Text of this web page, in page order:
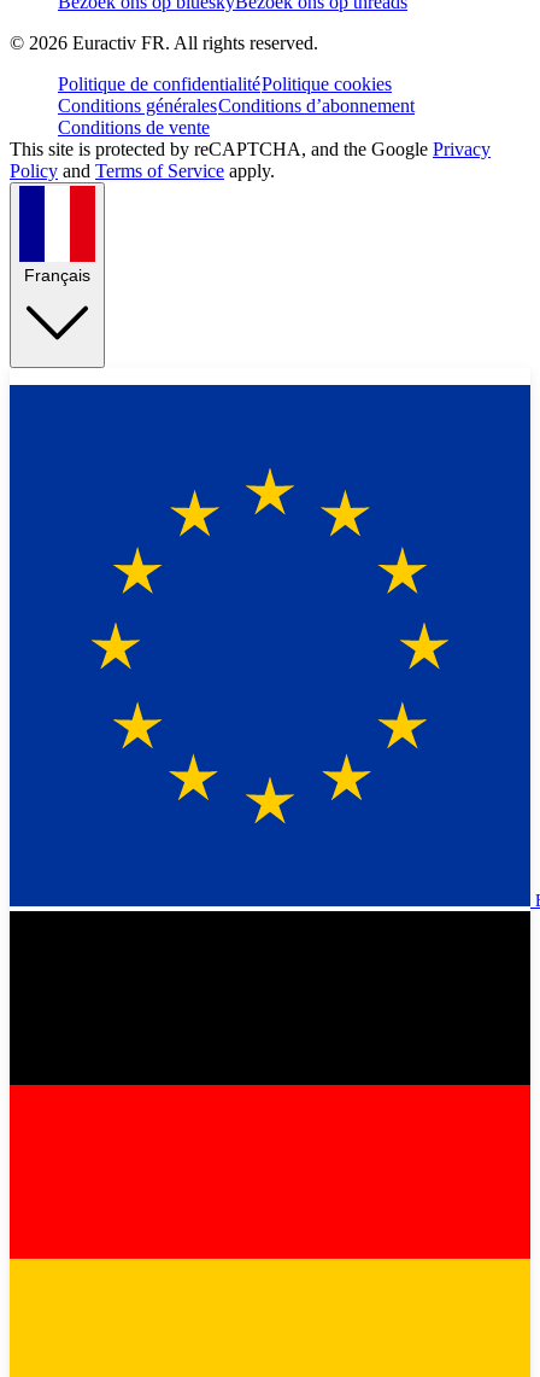
© 2026 Euractiv FR. All rights reserved.
Politique de confidentialitéPolitique cookies
Conditions généralesConditions d’abonnement
Conditions de vente
This site is protected by reCAPTCHA, and the Google Privacy
Policy and Terms of Service apply.
Français